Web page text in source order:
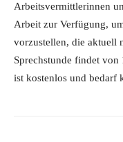
Arbeitsvermittlerinnen
Arbeit zur Verfügung,
vorzustellen, die aktuell
Sprechstunde findet
ist kostenlos und bedarf